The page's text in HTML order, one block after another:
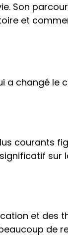
Son
et
a changé le
courants
sur
et des
de